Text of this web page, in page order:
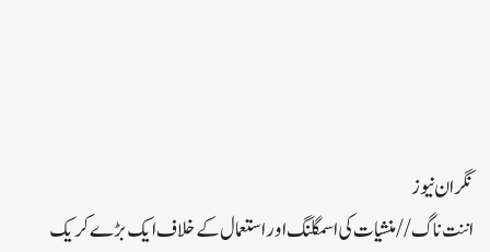
نگران نیوز
اننت ناگ// منشیات کی اسمگلنگ اور استعمال کے خلاف ایک بڑے کریک